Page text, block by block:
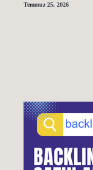
Temmuz 25, 2026